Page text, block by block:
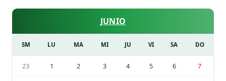
JUNIO
SM LU MA MI JU VI SA DO
23 1 2 3 4 5 6 7